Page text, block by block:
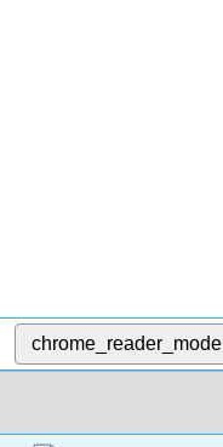
chrome_reader_mode